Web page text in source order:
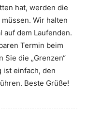
hat, werden die
Wir halten
auf dem Laufenden.
Termin beim
Sie die „Grenzen“
ist einfach, den
Beste Grüße!